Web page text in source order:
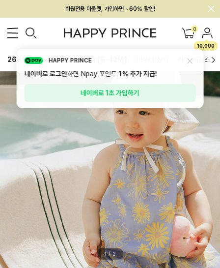
멤버십 최대 28,000원 혜택
0
10,000
26SS 신상 BEST BABY[6~12M] 하의/레깅스
1 / 2
HAPPY PRINCE
네이버로 로그인하면 Npay 포인트1%추가 지급!
네이버로 1초 가입하기